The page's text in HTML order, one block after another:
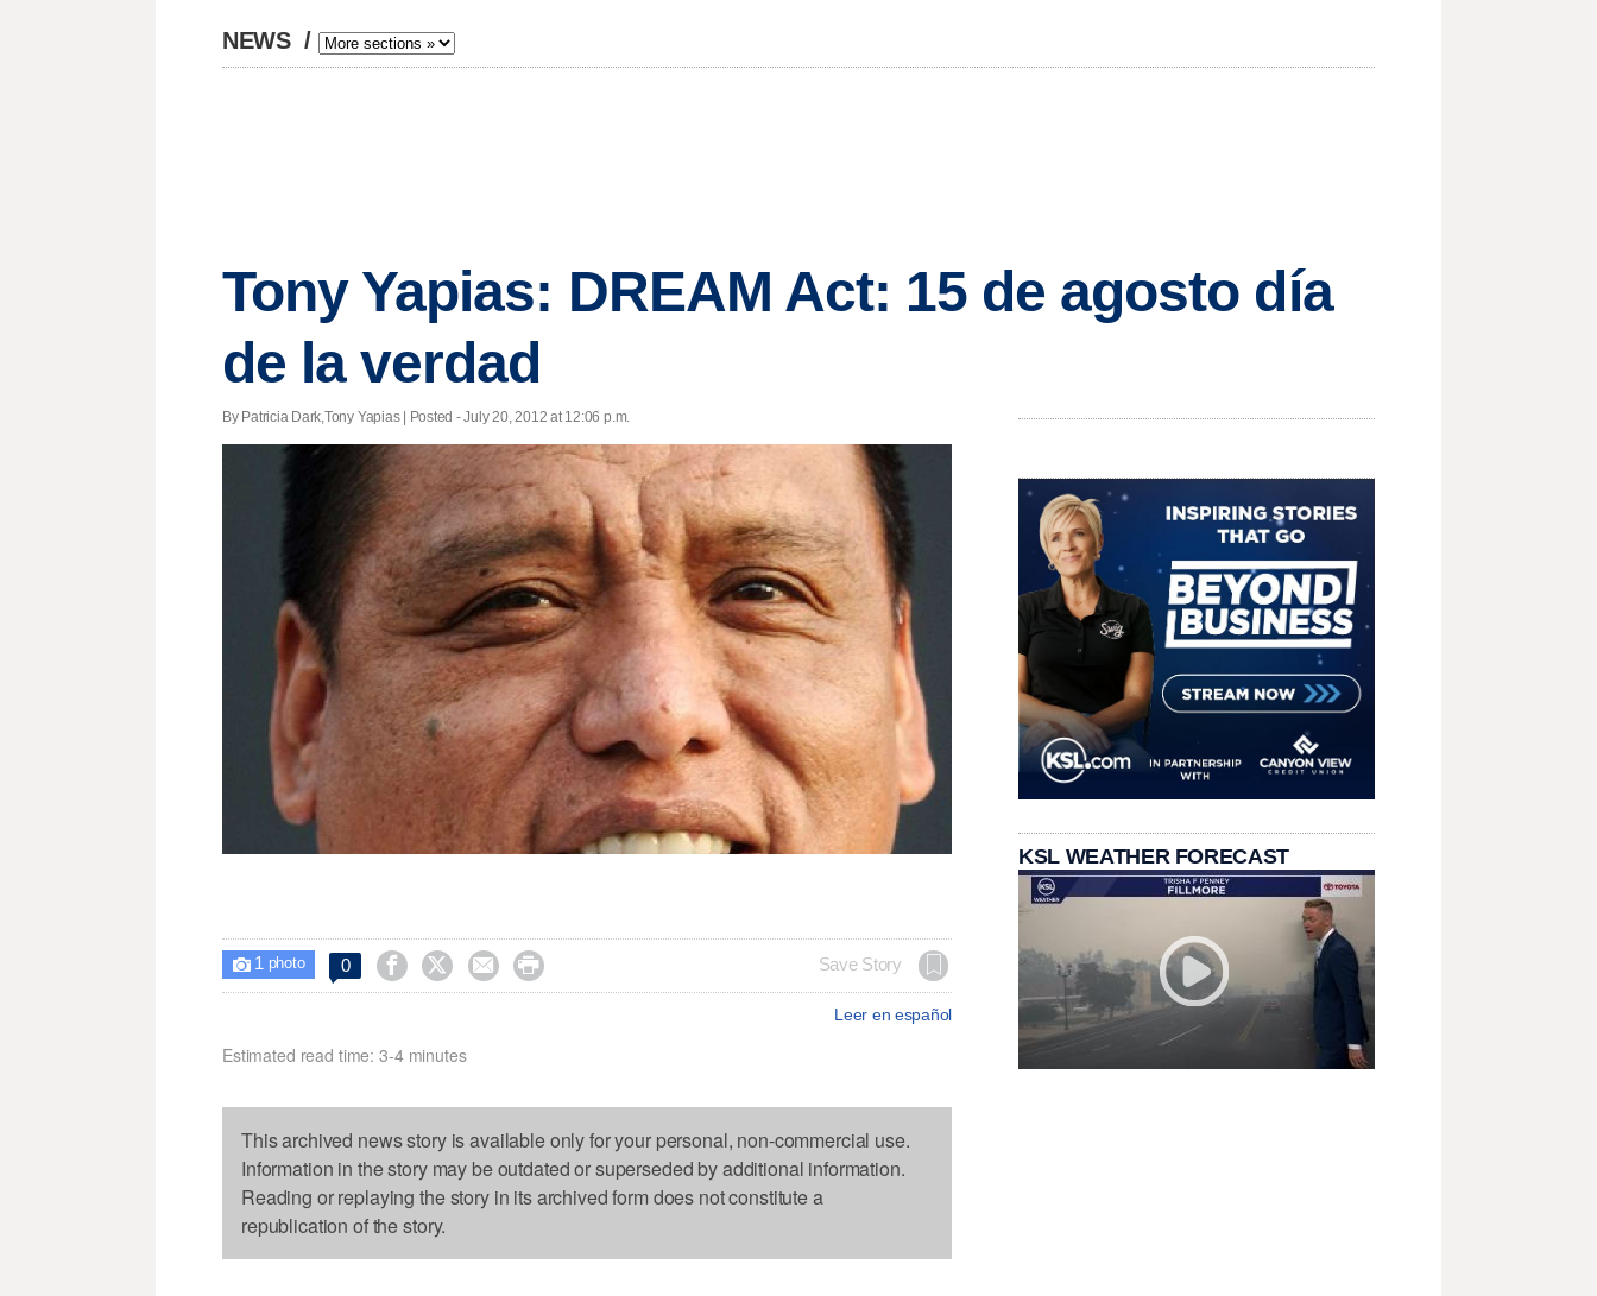
NEWS /
Tony Yapias: DREAM Act: 15 de agosto día
de la verdad
By Patricia Dark,Tony Yapias | Posted - July 20, 2012 at 12:06 p.m.
 1 photo 0     Save Story
Leer en español
Estimated read time: 3-4 minutes
This archived news story is available only for your personal, non-commercial use.
Information in the story may be outdated or superseded by additional information.
Reading or replaying the story in its archived form does not constitute a
republication of the story.
KSL WEATHER FORECAST